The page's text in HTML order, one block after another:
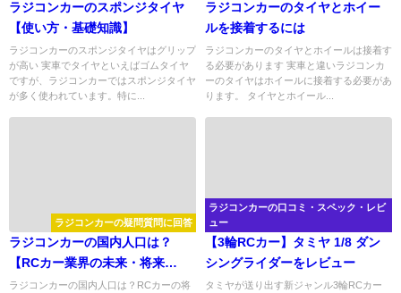
ラジコンカーのスポンジタイヤ
【使い方・基礎知識】
ラジコンカーのスポンジタイヤはグリップ
が高い 実車でタイヤといえばゴムタイヤ
ですが、ラジコンカーではスポンジタイヤ
が多く使われています。特に...
ラジコンカーのタイヤとホイー
ルを接着するには
ラジコンカーのタイヤとホイールは接着す
る必要があります 実車と違いラジコンカ
ーのタイヤはホイールに接着する必要があ
ります。 タイヤとホイール...
ラジコンカーの疑問質問に回答
ラジコンカーの国内人口は？
【RCカー業界の未来・将来
は？】
ラジコンカーの国内人口は？RCカーの将
ラジコンカーの口コミ・スペック・レビ
ュー
【3輪RCカー】タミヤ 1/8 ダン
シングライダーをレビュー
タミヤが送り出す新ジャンル3輪RCカー